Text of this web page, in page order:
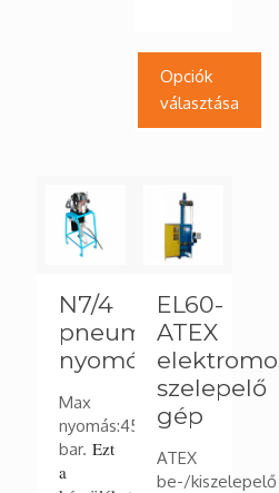
Opciók
választása
terméknek
variációja
változatok
a
termékoldalon
választhatók
ki
N7/4
pneumatikus
nyomópumpa
Max
nyomás:450
bar. Ezt
a
EL60-
ATEX
szelepelő
gép
ATEX
be-/kiszelepelő